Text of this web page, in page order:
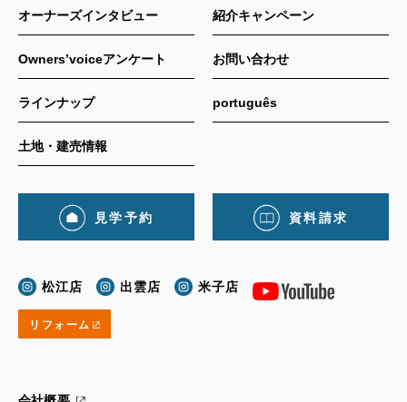
オーナーズインタビュー
Owners’voiceアンケート
ラインナップ
土地・建売情報
紹介キャンペーン
お問い合わせ
português
見学予約 資料請求
松江店 出雲店 米子店
リフォーム